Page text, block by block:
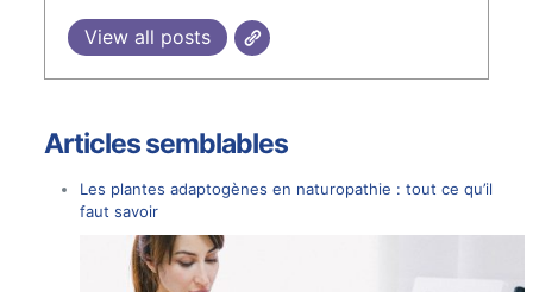
View all posts
Articles semblables
Les plantes adaptogènes en naturopathie : tout ce qu’il
faut savoir